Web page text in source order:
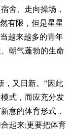
舍、走向操场，
有限，但是星星
越来越多的青年
朝气蓬勃的生命
又日新。”因此
式，而应充分发
意的体育形式，
起来;更要把体育